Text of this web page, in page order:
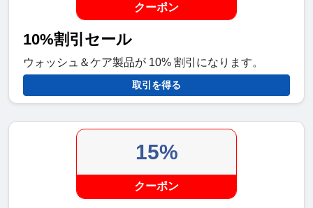
クーポン
10%割引セール
ウォッシュ＆ケア製品が 10% 割引になります。
取引を得る
15%
クーポン